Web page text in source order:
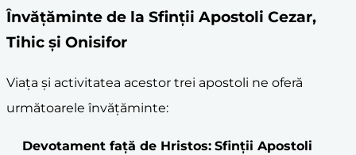
Învățăminte de la Sfinții Apostoli Cezar,
Tihic și Onisifor
Viața și activitatea acestor trei apostoli ne oferă
următoarele învățăminte:
Devotament față de Hristos: Sfinții Apostoli